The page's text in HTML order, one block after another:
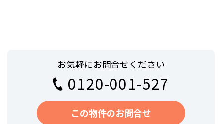
お気軽にお問合せください
0120-001-527
この物件のお問合せ